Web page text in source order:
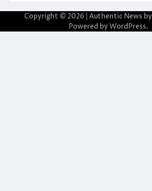
Copyright © 2026 | Authentic News by
Powered by WordPress.